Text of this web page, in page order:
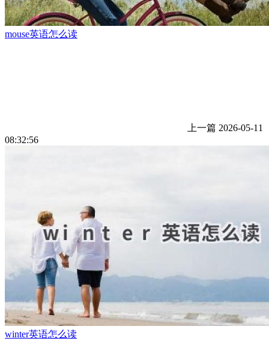
mouse英语怎么读
上一篇 2026-05-11
08:32:56
winter英语怎么读